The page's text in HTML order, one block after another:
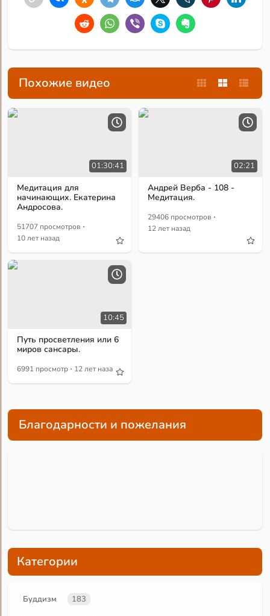
Похожие видео
01:30:41
Медитация для
начинающих. Екатерина
Андросова.
51707 просмотров ·
10 лет назад
02:21
Андрей Верба - 108 -
Медитация.
29406 просмотров ·
12 лет назад
10:45
Путь просветления или 6
миров сансары.
6991 просмотр · 12 лет назад
Благодарности и пожелания
Категории
Буддизм 183